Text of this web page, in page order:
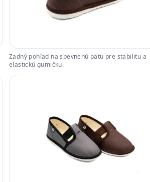
Zadný pohľad na spevnenú pätu pre stabilitu a
elastickú gumičku.